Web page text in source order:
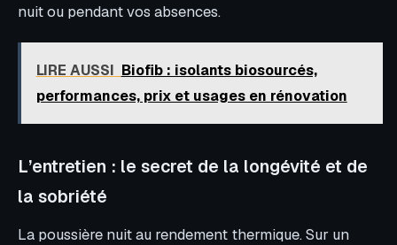
nuit ou pendant vos absences.
LIRE AUSSI Biofib : isolants biosourcés,
performances, prix et usages en rénovation
L’entretien : le secret de la longévité et de
la sobriété
La poussière nuit au rendement thermique. Sur un